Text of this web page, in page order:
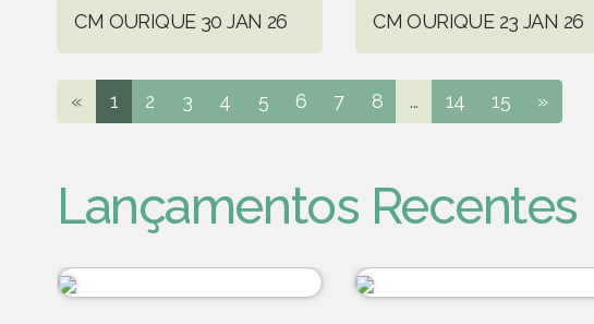
CM OURIQUE 30 JAN 26 CM OURIQUE 23 JAN 26
« 1 2 3 4 5 6 7 8 ... 14 15 »
Lançamentos Recentes